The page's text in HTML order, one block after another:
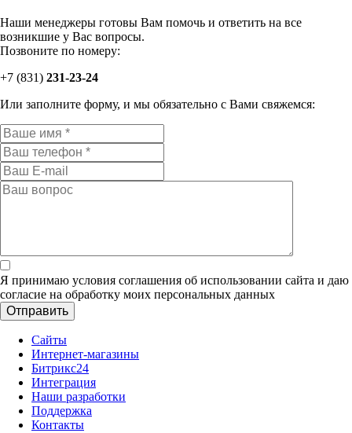
Наши менеджеры готовы Вам помочь и ответить на все
возникшие у Вас вопросы.
Позвоните по номеру:
+7 (831) 231-23-24
Или заполните форму, и мы обязательно с Вами свяжемся:
Я принимаю условия соглашения об использовании сайта и даю
согласие на обработку моих персональных данных
Сайты
Интернет-магазины
Битрикс24
Интеграция
Наши разработки
Поддержка
Контакты